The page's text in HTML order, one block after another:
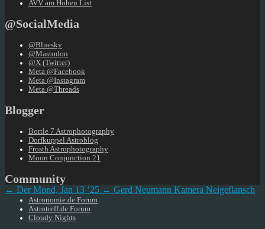
AVV am Hohen List
@SocialMedia
@Bluesky
@Mastodon
@X (Twitter)
Meta @Facebook
Meta @Instagram
Meta @Threads
Blogger
Bortle 7 Astrophotography
Dorfkuppel Astroblog
Frosth Astrophotography
Moon Conjunction 21
Community
Astronomie.de Forum
Astrotreff.de Forum
Cloudy Nights
← Der Mond, Jan 13 ’25 ← Gerd Neumann Kamera Neigeflansch